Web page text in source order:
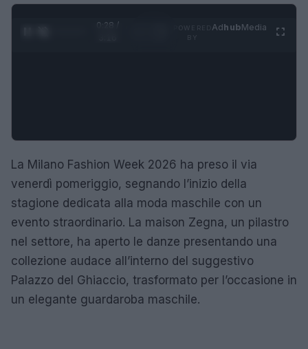
0:29 /
AdhubMedia
La Milano Fashion Week 2026 ha preso il via
venerdì pomeriggio, segnando l’inizio della
stagione dedicata alla moda maschile con un
evento straordinario. La maison Zegna, un pilastro
nel settore, ha aperto le danze presentando una
collezione audace all’interno del suggestivo
Palazzo del Ghiaccio, trasformato per l’occasione in
un elegante guardaroba maschile.